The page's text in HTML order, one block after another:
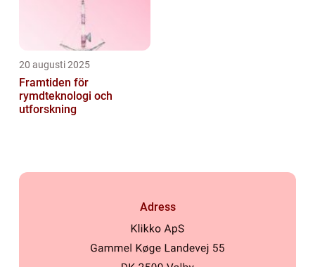
20 augusti 2025
Framtiden för
rymdteknologi och
utforskning
Adress